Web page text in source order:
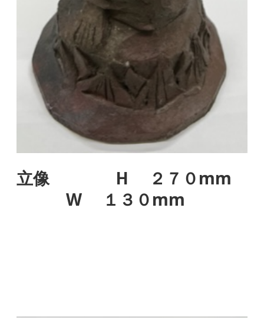
立像 H ２７０mm
W １３０mm